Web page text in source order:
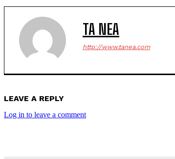
TA NEA
http://www.tanea.com
LEAVE A REPLY
Log in to leave a comment